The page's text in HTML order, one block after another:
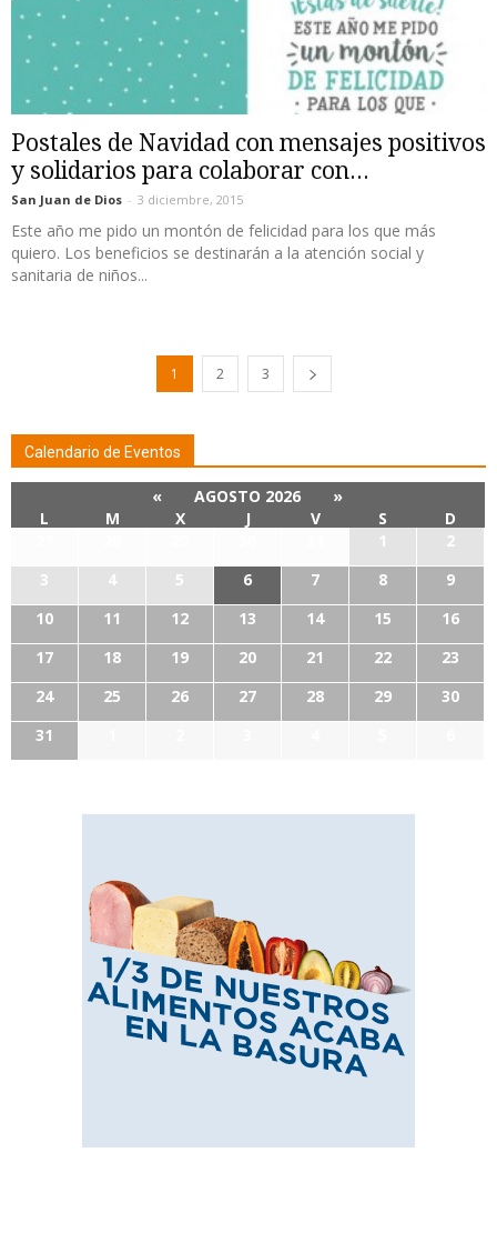
Postales de Navidad con mensajes positivos
y solidarios para colaborar con...
San Juan de Dios - 3 diciembre, 2015
Este año me pido un montón de felicidad para los que más
quiero. Los beneficios se destinarán a la atención social y
sanitaria de niños...
1 2 3
Calendario de Eventos
« AGOSTO 2026
»
L
M X J V S
D
1
2
3
4 5 6 7 8
9
10
11 12 13 14 15
16
17
18 19 20 21 22
23
24
25 26 27 28 29
30
31